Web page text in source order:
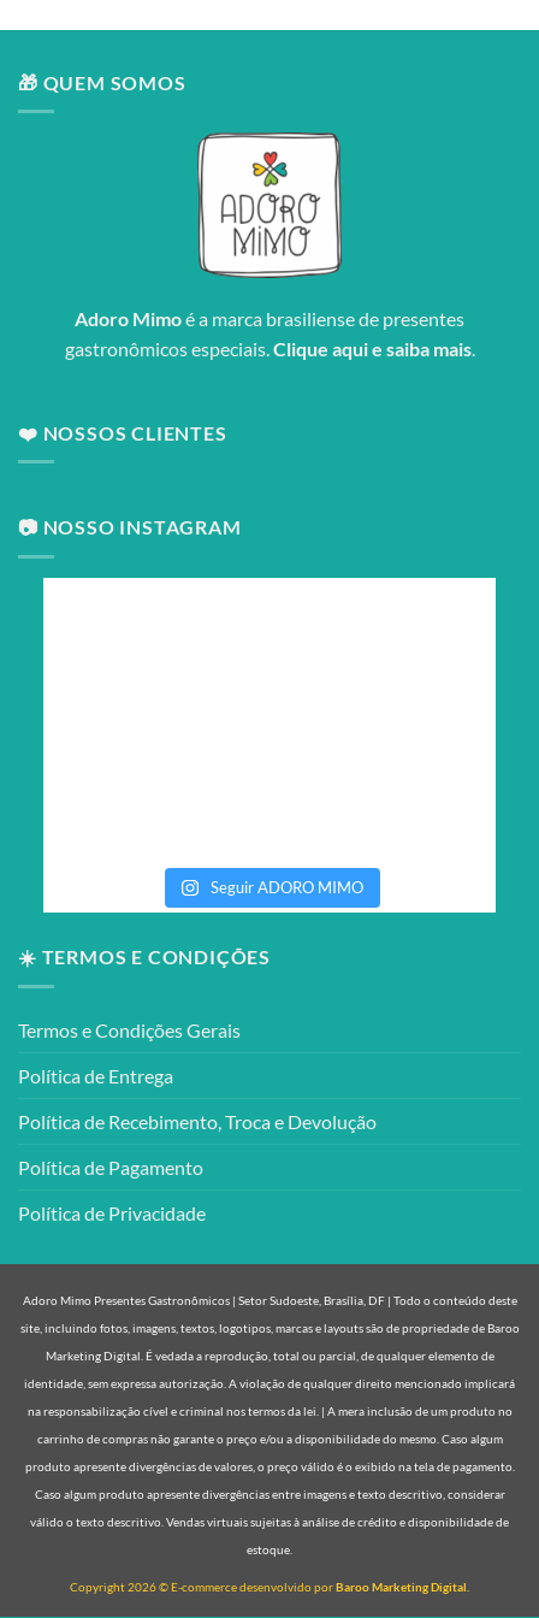
🎁 QUEM SOMOS
Adoro Mimoé a marca brasiliense de presentes
gastronômicos especiais.Clique aqui e saiba mais.
❤️ NOSSOS CLIENTES
📷 NOSSO INSTAGRAM
Seguir ADORO MIMO
☀️ TERMOS E CONDIÇÕES
Termos e Condições Gerais
Política de Entrega
Política de Recebimento, Troca e Devolução
Política de Pagamento
Política de Privacidade
Adoro Mimo Presentes Gastronômicos | Setor Sudoeste, Brasília, DF | Todo o conteúdo deste
site, incluindo fotos, imagens, textos, logotipos, marcas e layouts são de propriedade de Baroo
Marketing Digital. É vedada a reprodução, total ou parcial, de qualquer elemento de
identidade, sem expressa autorização. A violação de qualquer direito mencionado implicará
na responsabilização cível e criminal nos termos da lei. | A mera inclusão de um produto no
carrinho de compras não garante o preço e/ou a disponibilidade do mesmo. Caso algum
produto apresente divergências de valores, o preço válido é o exibido na tela de pagamento.
Caso algum produto apresente divergências entre imagens e texto descritivo, considerar
válido o texto descritivo. Vendas virtuais sujeitas à análise de crédito e disponibilidade de
estoque.
Copyright 2026 © E-commerce desenvolvido porBaroo Marketing Digital.